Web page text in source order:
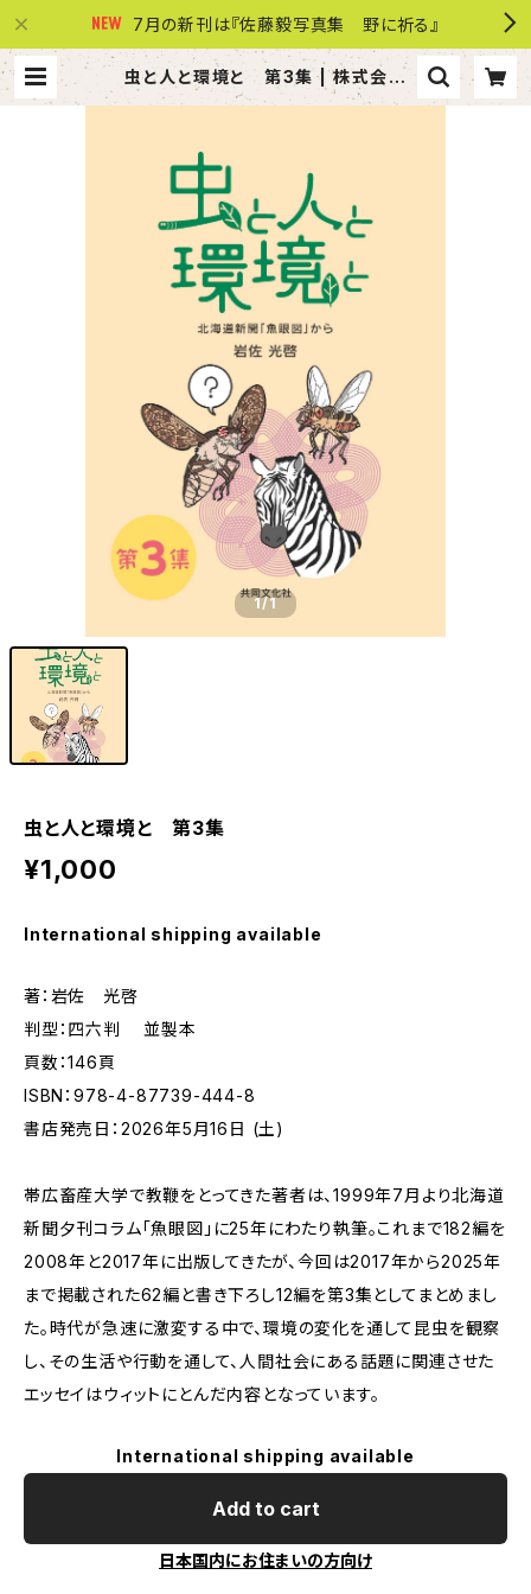
7月の新刊は『佐藤毅写真集 野に祈る』
虫と人と環境と 第3集 | 株式会社
共同文化社
1/1
虫と人と環境と 第3集
¥1,000
International shipping available
著：岩佐 光啓
判型：四六判 並製本
頁数：146頁
ISBN：978-4-87739-444-8
書店発売日：2026年5月16日 (土)
帯広畜産大学で教鞭をとってきた著者は、1999年7月より北海道
新聞夕刊コラム「魚眼図」に25年にわたり執筆。これまで182編を
2008年と2017年に出版してきたが、今回は2017年から2025年
まで掲載された62編と書き下ろし12編を第3集としてまとめまし
た。時代が急速に激変する中で、環境の変化を通して昆虫を観察
し、その生活や行動を通して、人間社会にある話題に関連させた
エッセイはウィットにとんだ内容となっています。
International shipping available
Add to cart
日本国内にお住まいの方向け